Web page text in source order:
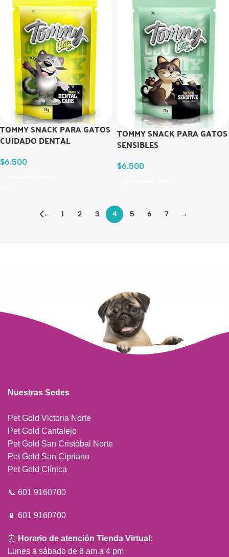
TOMMY SNACK PARA GATOS
CUIDADO DENTAL
$6.500
TOMMY SNACK PARA GATOS
SENSIBLES
$6.500
← 1 2 3 4 5 6 7 →
Nuestras Sedes
Pet Gold Victoria Norte
Pet Gold Cantalejo
Pet Gold San Cristóbal Norte
Pet Gold San Cipriano
Pet Gold Clínica
📞 601 9160700
📱 601 9160700
⏰ Horario de atención Tienda Virtual:
Lunes a sábado de 8 am a 4 pm